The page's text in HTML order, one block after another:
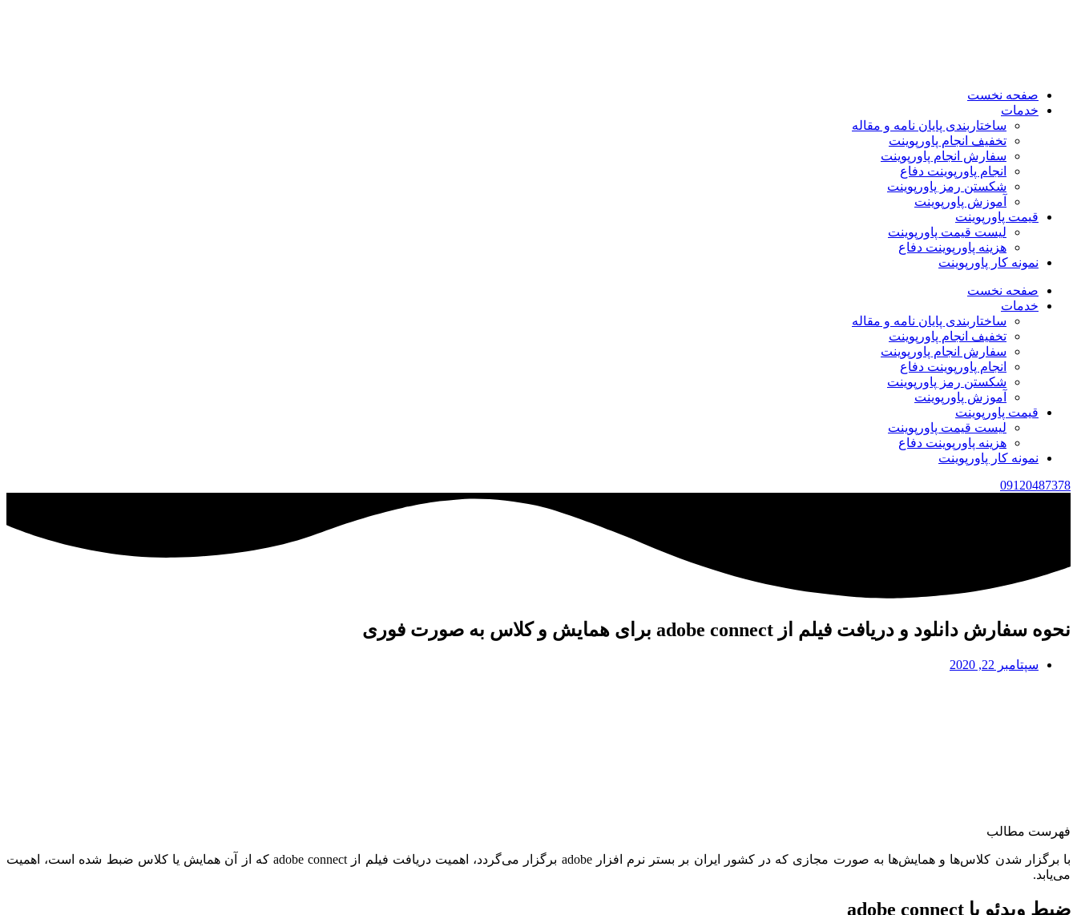
صفحه نخست
خدمات
ساختاربندی پایان نامه و مقاله
تخفیف انجام پاورپوینت
سفارش انجام پاورپوینت
انجام پاورپوینت دفاع
شکستن رمز پاورپوینت
آموزش پاورپوینت
قیمت پاورپوینت
لیست قیمت پاورپوینت
هزینه پاورپوینت دفاع
نمونه کار پاورپوینت
صفحه نخست
خدمات
ساختاربندی پایان نامه و مقاله
تخفیف انجام پاورپوینت
سفارش انجام پاورپوینت
انجام پاورپوینت دفاع
شکستن رمز پاورپوینت
آموزش پاورپوینت
قیمت پاورپوینت
لیست قیمت پاورپوینت
هزینه پاورپوینت دفاع
نمونه کار پاورپوینت
09120487378
نحوه سفارش دانلود و دریافت فیلم از adobe connect برای همایش و کلاس به صورت فوری
سپتامبر 22, 2020
فهرست مطالب
با برگزار شدن کلاس‌ها و همایش‌ها به صورت مجازی که در کشور ایران بر بستر نرم افزار adobe برگزار می‌گردد، اهمیت دریافت فیلم از adobe connect که از آن همایش یا کلاس ضبط شده است، اهمیت
می‌یابد.
ضبط ویدئو با adobe connect